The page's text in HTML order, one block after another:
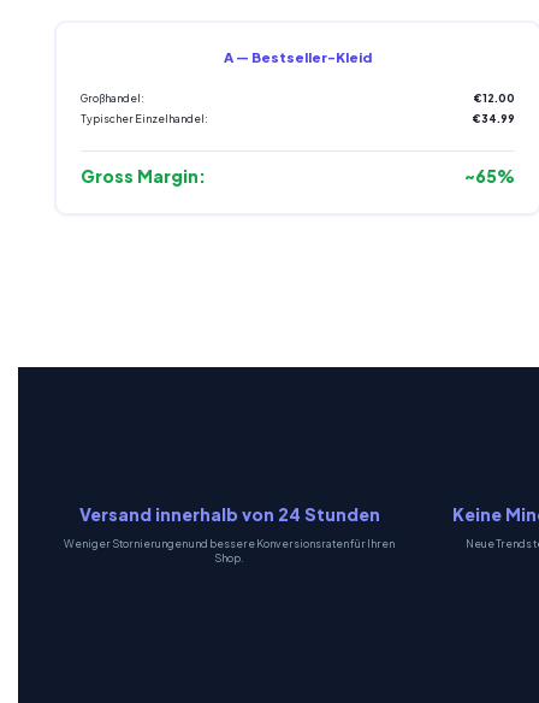
A — Bestseller-Kleid
Großhandel:
€12.00
Typischer Einzelhandel:
€34.99
Gross Margin: ~65%
Versand innerhalb von 24 Stunden
Weniger Stornierungen und bessere Konversionsraten für Ihren
Shop.
Keine
Neue Trends